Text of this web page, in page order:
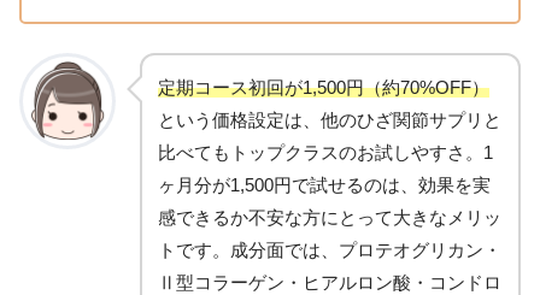
定期コース初回が1,500円（約70%OFF）
という価格設定は、他のひざ関節サプリと
比べてもトップクラスのお試しやすさ。1
ヶ月分が1,500円で試せるのは、効果を実
感できるか不安な方にとって大きなメリッ
トです。成分面では、プロテオグリカン・
Ⅱ型コラーゲン・ヒアルロン酸・コンドロ